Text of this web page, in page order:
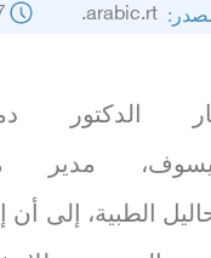
الدكتور
مدير
الطبية، إلى أن